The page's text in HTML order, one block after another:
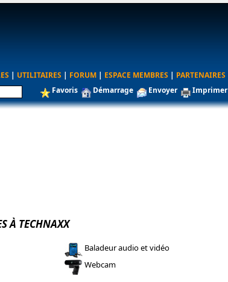
| UTILITAIRES | FORUM | ESPACE MEMBRES | PARTENAIRES
Favoris Démarrage Envoyer Imprimer
À TECHNAXX
Baladeur audio et vidéo
Webcam